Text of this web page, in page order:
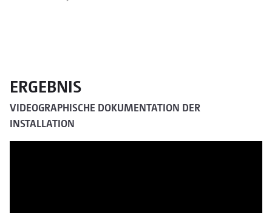
ERGEBNIS
VIDEOGRAPHISCHE DOKUMENTATION DER
INSTALLATION